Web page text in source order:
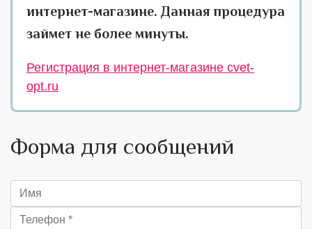
интернет-магазине. Данная процедура
займет не более минуты.
Регистрация в интернет-магазине cvet-
opt.ru
Форма для сообщений